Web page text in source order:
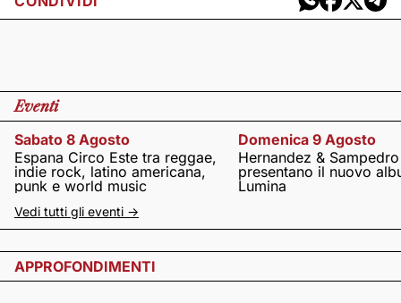
Eventi
Sabato 8 Agosto
Espana Circo Este tra reggae,
indie rock, latino americana,
punk e world music
Domenica 9 Agosto
Hernandez & Sampedro
presentano il nuovo
Lumina
Vedi tutti gli eventi ->
APPROFONDIMENTI